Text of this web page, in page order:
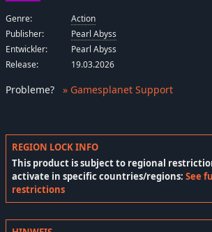
REGION LOCK INFO
This product is subject to regional
activate in specific countries/regions: See
restrictions
Genre:
Action
Publisher:
Pearl Abyss
Entwickler:
Pearl Abyss
Release:
19.03.2026
Probleme? » Gamesplanet Support